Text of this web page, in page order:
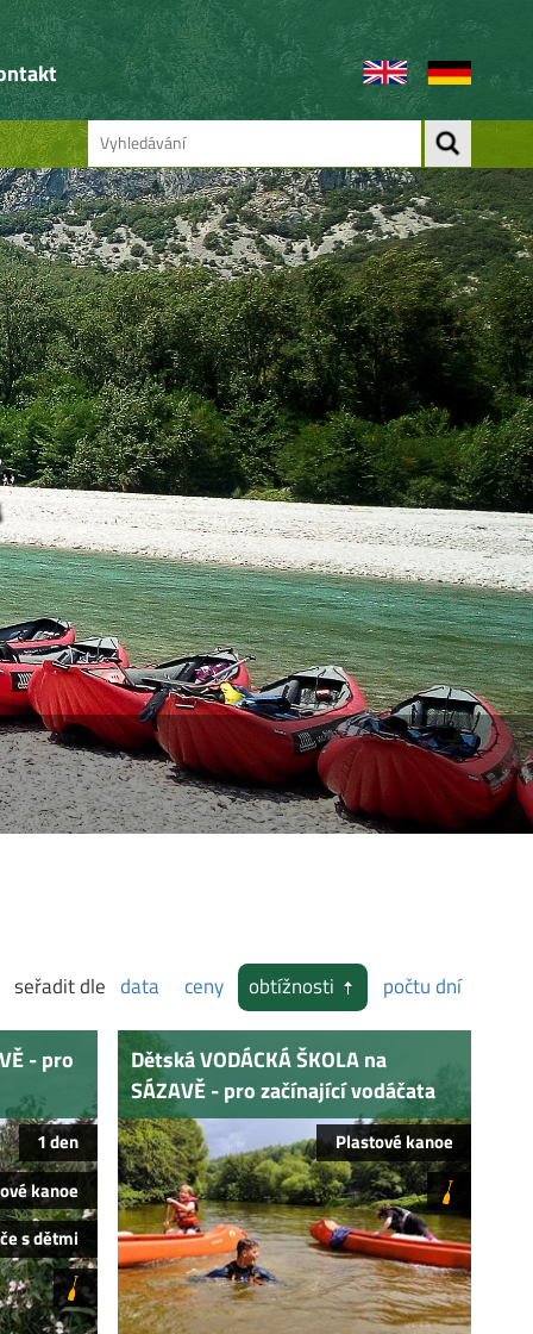
seřadit dle data ceny obtížnosti počtu dní
- pro
1 den
kanoe
s dětmi
Dětská VODÁCKÁ ŠKOLA na
SÁZAVĚ - pro začínající vodáčata
Plastové kanoe